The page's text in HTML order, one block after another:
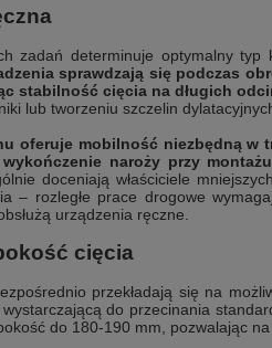
zadań determinuje optymalny typ
sprawdzają się podczas
stabilność cięcia na długich
lub tworzeniu szczelin
oferuje mobilność niezbędną
naroży przy
doceniają właściciele
– rozległe prace drogowe
urządzenia ręczne.
cięcia
przekładają się na
do przecinania
do 180-190 mm, pozwalając